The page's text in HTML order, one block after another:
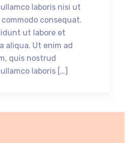
laboris nisi ut
consequat.
ut labore et
aliqua. Ut enim ad
quis nostrud
laboris […]